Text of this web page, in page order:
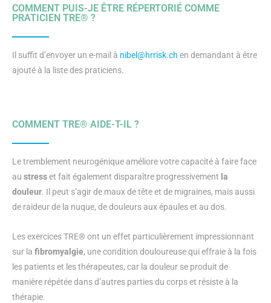
COMMENT PUIS-JE ÊTRE RÉPERTORIÉ COMME
PRATICIEN TRE® ?
Il suffit d’envoyer un e-mail à nibel@hrrisk.ch en demandant à être
ajouté à la liste des praticiens.
COMMENT TRE® AIDE-T-IL ?
Le tremblement neurogénique améliore votre capacité à faire face
au stresset fait également disparaître progressivement la
douleur. Il peut s’agir de maux de tête et de migraines, mais aussi
de raideur de la nuque, de douleurs aux épaules et au dos.
Les exercices TRE® ont un effet particulièrement impressionnant
sur la fibromyalgie, une condition douloureuse qui effraie à la fois
les patients et les thérapeutes, car la douleur se produit de
manière répétée dans d’autres parties du corps et résiste à la
thérapie.